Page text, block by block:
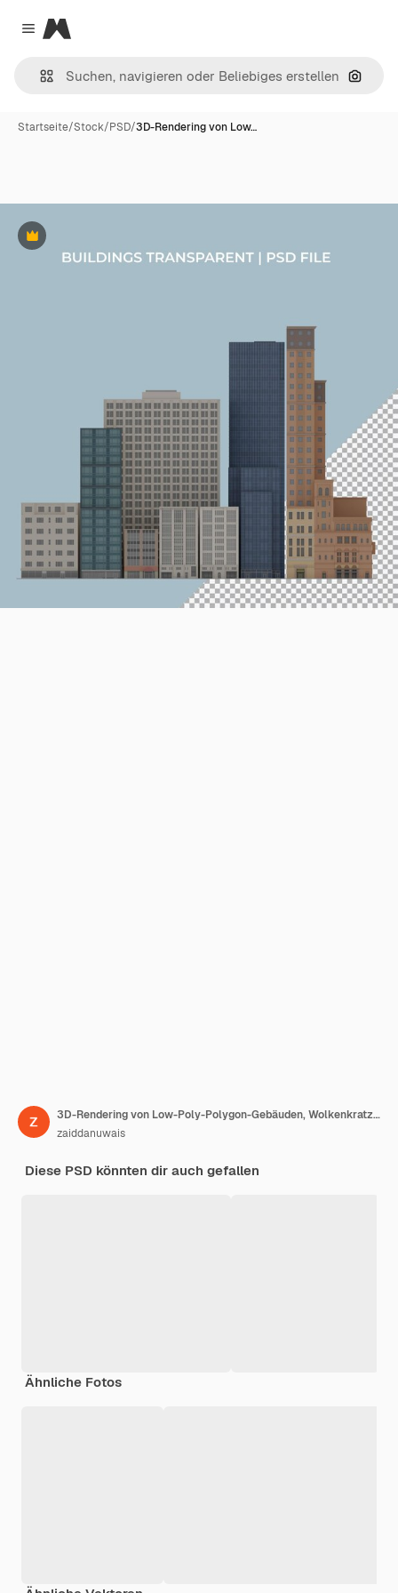
Close menu
Magnific
Nach
Startseite/Stock/PSD/3D-Rendering von Low…
Premium
3D-Rendering von Low-Poly-Polygon-Gebäuden, Wolkenkratzer, NYC, transparent
zaiddanuwais
Diese PSD könnten dir auch gefallen
Ähnliche Fotos